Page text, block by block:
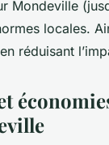
Mondeville
locales.
réduisant